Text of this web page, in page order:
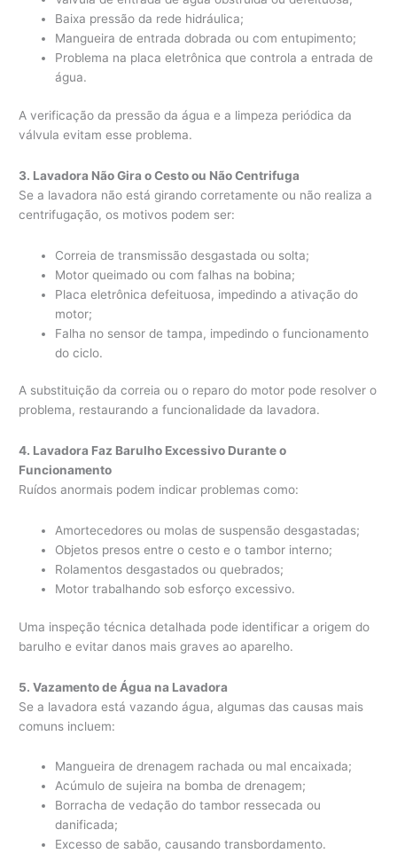
Baixa pressão da rede hidráulica;
Mangueira de entrada dobrada ou com entupimento;
Problema na placa eletrônica que controla a entrada de
água.
A verificação da pressão da água e a limpeza periódica da
válvula evitam esse problema.
3. Lavadora Não Gira o Cesto ou Não Centrifuga
Se a lavadora não está girando corretamente ou não realiza a
centrifugação, os motivos podem ser:
Correia de transmissão desgastada ou solta;
Motor queimado ou com falhas na bobina;
Placa eletrônica defeituosa, impedindo a ativação do
motor;
Falha no sensor de tampa, impedindo o funcionamento
do ciclo.
A substituição da correia ou o reparo do motor pode resolver o
problema, restaurando a funcionalidade da lavadora.
4. Lavadora Faz Barulho Excessivo Durante o
Funcionamento
Ruídos anormais podem indicar problemas como:
Amortecedores ou molas de suspensão desgastadas;
Objetos presos entre o cesto e o tambor interno;
Rolamentos desgastados ou quebrados;
Motor trabalhando sob esforço excessivo.
Uma inspeção técnica detalhada pode identificar a origem do
barulho e evitar danos mais graves ao aparelho.
5. Vazamento de Água na Lavadora
Se a lavadora está vazando água, algumas das causas mais
comuns incluem:
Mangueira de drenagem rachada ou mal encaixada;
Acúmulo de sujeira na bomba de drenagem;
Borracha de vedação do tambor ressecada ou
danificada;
Excesso de sabão, causando transbordamento.